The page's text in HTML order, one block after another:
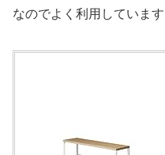
なのでよく利用しています